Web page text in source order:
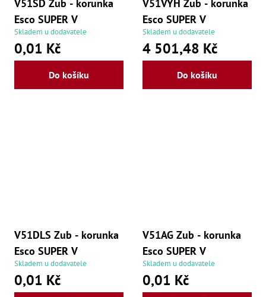
V51SD Zub - korunka
Esco SUPER V
Skladem u dodavatele
0,01 Kč
Do košíku
V51VYH Zub - korunka
Esco SUPER V
Skladem u dodavatele
4 501,48 Kč
Do košíku
V51DLS Zub - korunka
Esco SUPER V
Skladem u dodavatele
0,01 Kč
V51AG Zub - korunka
Esco SUPER V
Skladem u dodavatele
0,01 Kč